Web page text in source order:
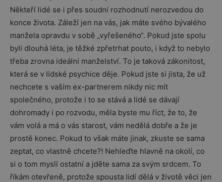
Někteří lidé se i přes soudní rozhodnutí nerozvedou do
konce života. Záleží jen na vás, jak máte svého bývalého
manžela opravdu v sobě „vyřešeného“. Pokud jste spolu
byli dlouhá léta, je těžké zpřetrhat pouto, i když to nebylo
třeba zrovna ideální manželství. To je taková zákonitost,
která se v lidské psychice děje. Pokud jste si jista, že už
nechcete s vaším ex-partnerem nikdy nic mít
společného, protože i to se stává a lidé se dávají
dohromady i po rozvodu, měla byste mu říct, že to, že
vám volá a má o vás starost, vám nedělá dobře a že je
prostě konec. Pokud to však máte jinak, zkuste se sama
zeptat, co vlastně chcete?! Nehleďte hlavně na okolí, co
si o tom myslí ostatní a jděte sama za svým srdcem. To
říkám otevřeně, protože spousta lidí dělá v životě věci jen